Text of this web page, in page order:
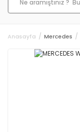
Anasayfa Mercedes